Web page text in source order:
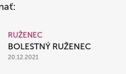
RUŽENEC
BOLESTNÝ RUŽENEC
20.12.2021